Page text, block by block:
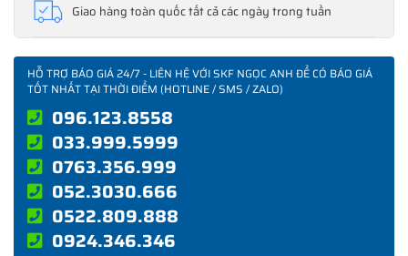
Giao hàng toàn quốc tất cả các ngày trong tuần
HỖ TRỢ BÁO GIÁ 24/7 - LIÊN HỆ VỚI SKF NGỌC ANH ĐỂ CÓ BÁO GIÁ
TỐT NHẤT TẠI THỜI ĐIỂM (HOTLINE / SMS / ZALO)
096.123.8558
033.999.5999
0763.356.999
052.3030.666
0522.809.888
0924.346.346